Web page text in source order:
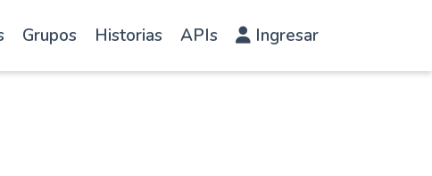
Grupos Historias APIs Ingresar